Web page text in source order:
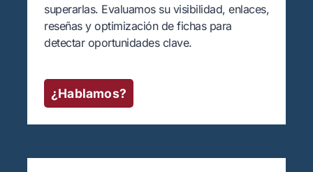
superarlas. Evaluamos su visibilidad, enlaces,
reseñas y optimización de fichas para
detectar oportunidades clave.
¿Hablamos?